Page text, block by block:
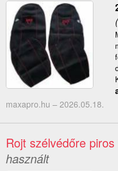
maxapro.hu – 2026.05.18.
Rojt szélvédőre
használt